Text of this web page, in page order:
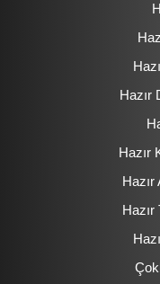
Hazır
Hazır
Hazır